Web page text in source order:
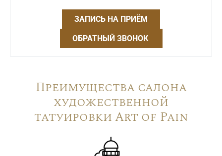
ЗАПИСЬ НА ПРИЁМ
ОБРАТНЫЙ ЗВОНОК
Преимущества салона
художественной
татуировки Art of Pain